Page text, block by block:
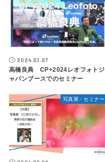
2024.03.07
高橋良典 CP+2024レオフォトジ
ャパンブースでのセミナー
写真展・セミナー